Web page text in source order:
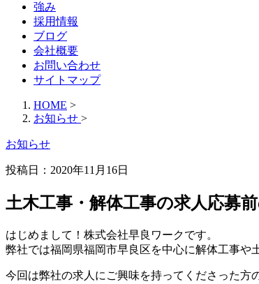
強み
採用情報
ブログ
会社概要
お問い合わせ
サイトマップ
HOME >
お知らせ >
お知らせ
投稿日： 2020年11月16日
土木工事・解体工事の求人応募前
はじめまして！株式会社早良ワークです。
弊社では福岡県福岡市早良区を中心に解体工事や
今回は弊社の求人にご興味を持ってくださった方